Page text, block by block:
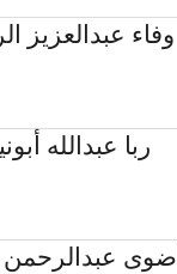
وفاء عبدالعزيز
ربا عبدالله
أضوى عبدالرحمن